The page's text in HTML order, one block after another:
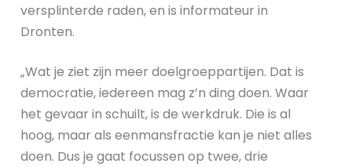
versplinterde raden, en is informateur in
Dronten.
„Wat je ziet zijn meer doelgroeppartijen. Dat is
democratie, iedereen mag z’n ding doen. Waar
het gevaar in schuilt, is de werkdruk. Die is al
hoog, maar als eenmansfractie kan je niet alles
doen. Dus je gaat focussen op twee, drie